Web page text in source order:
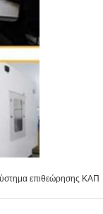
επιθεώρησης ΚΑΠ